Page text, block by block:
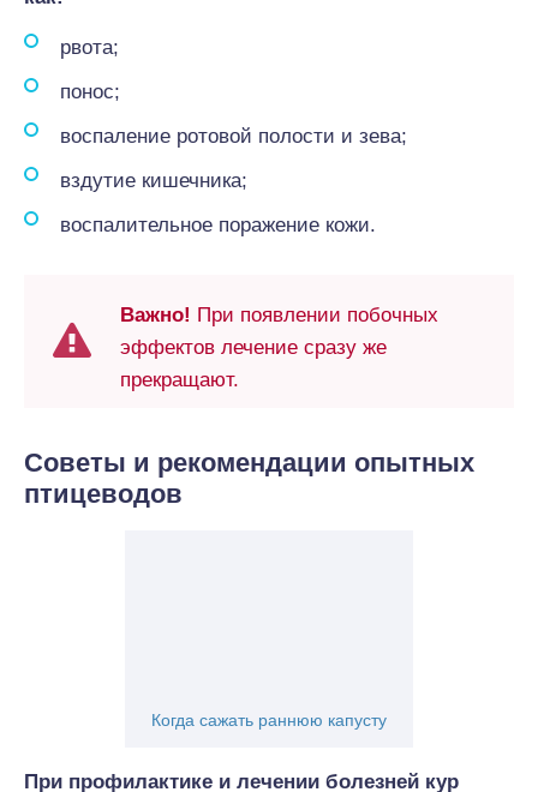
рвота;
понос;
воспаление ротовой полости и зева;
вздутие кишечника;
воспалительное поражение кожи.
Важно! При появлении побочных
эффектов лечение сразу же
прекращают.
Советы и рекомендации опытных
птицеводов
Когда сажать раннюю капусту
При профилактике и лечении болезней кур